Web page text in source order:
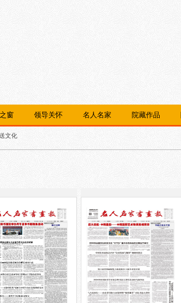
窗 领导关怀 名人名家 院藏作品
肥
文化